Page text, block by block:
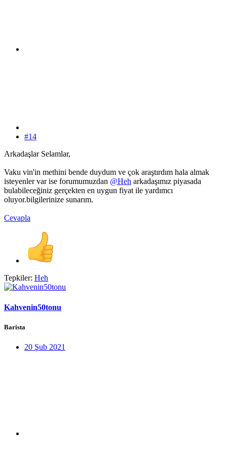
#14
Arkadaşlar Selamlar,
Vaku vin'in methini bende duydum ve çok araştırdım hala almak
isteyenler var ise forumumuzdan @Heh arkadaşımız piyasada
bulabileceğiniz gerçekten en uygun fiyat ile yardımcı
oluyor.bilgilerinize sunarım.
Cevapla
Tepkiler: Heh
Kahvenin50tonu
Barista
20 Şub 2021